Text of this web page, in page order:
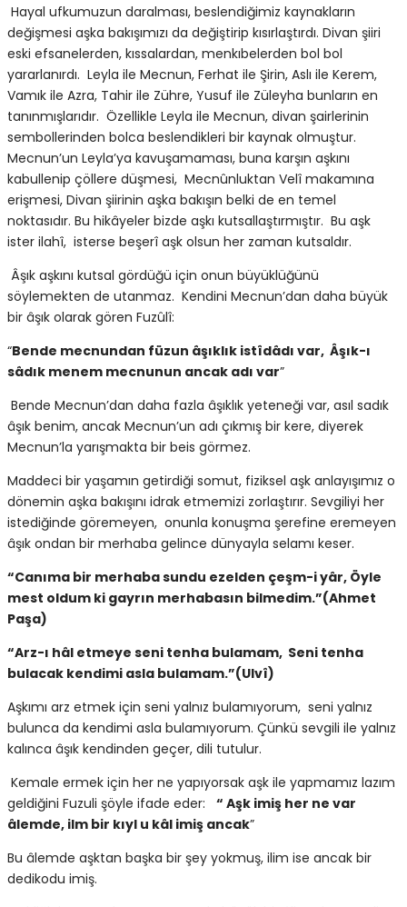
Hayal ufkumuzun daralması, beslendiğimiz kaynakların
değişmesi aşka bakışımızı da değiştirip kısırlaştırdı. Divan şiiri
eski efsanelerden, kıssalardan, menkıbelerden bol bol
yararlanırdı. Leyla ile Mecnun, Ferhat ile Şirin, Aslı ile Kerem,
Vamık ile Azra, Tahir ile Zühre, Yusuf ile Züleyha bunların en
tanınmışlarıdır. Özellikle Leyla ile Mecnun, divan şairlerinin
sembollerinden bolca beslendikleri bir kaynak olmuştur.
Mecnun’un Leyla’ya kavuşamaması, buna karşın aşkını
kabullenip çöllere düşmesi, Mecnûnluktan Velî makamına
erişmesi, Divan şiirinin aşka bakışın belki de en temel
noktasıdır. Bu hikâyeler bizde aşkı kutsallaştırmıştır. Bu aşk
ister ilahî, isterse beşerî aşk olsun her zaman kutsaldır.
Âşık aşkını kutsal gördüğü için onun büyüklüğünü
söylemekten de utanmaz. Kendini Mecnun’dan daha büyük
bir âşık olarak gören Fuzûlî:
“Bende mecnundan füzun âşıklık istîdâdı var, Âşık-ı
sâdık menem mecnunun ancak adı var”
Bende Mecnun’dan daha fazla âşıklık yeteneği var, asıl sadık
âşık benim, ancak Mecnun’un adı çıkmış bir kere, diyerek
Mecnun’la yarışmakta bir beis görmez.
Maddeci bir yaşamın getirdiği somut, fiziksel aşk anlayışımız o
dönemin aşka bakışını idrak etmemizi zorlaştırır. Sevgiliyi her
istediğinde göremeyen, onunla konuşma şerefine eremeyen
âşık ondan bir merhaba gelince dünyayla selamı keser.
“Canıma bir merhaba sundu ezelden çeşm-i yâr, Öyle
mest oldum ki gayrın merhabasın bilmedim.”(Ahmet
Paşa)
“Arz-ı hâl etmeye seni tenha bulamam, Seni tenha
bulacak kendimi asla bulamam.”(Ulvî)
Aşkımı arz etmek için seni yalnız bulamıyorum, seni yalnız
bulunca da kendimi asla bulamıyorum. Çünkü sevgili ile yalnız
kalınca âşık kendinden geçer, dili tutulur.
Kemale ermek için her ne yapıyorsak aşk ile yapmamız lazım
geldiğini Fuzuli şöyle ifade eder: “ Aşk imiş her ne var
âlemde, ilm bir kıyl u kâl imiş ancak”
Bu âlemde aşktan başka bir şey yokmuş, ilim ise ancak bir
dedikodu imiş.